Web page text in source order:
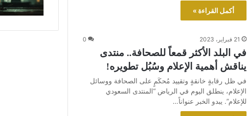
أكمل القراءة »
21 فبراير، 2023 0
في البلد الأكثر قمعاً للصحافة.. منتدى
يناقش أهمية الإعلام وسُبُل تطويره!
في ظل رقابةٍ خانقةٍ وتقييد مُحكَمٍ على الصحافة ووسائل
الإعلام، ينطلق اليوم في الرياض “المنتدى السعودي
للإعلام”. يبدو الخبر عنواناً…